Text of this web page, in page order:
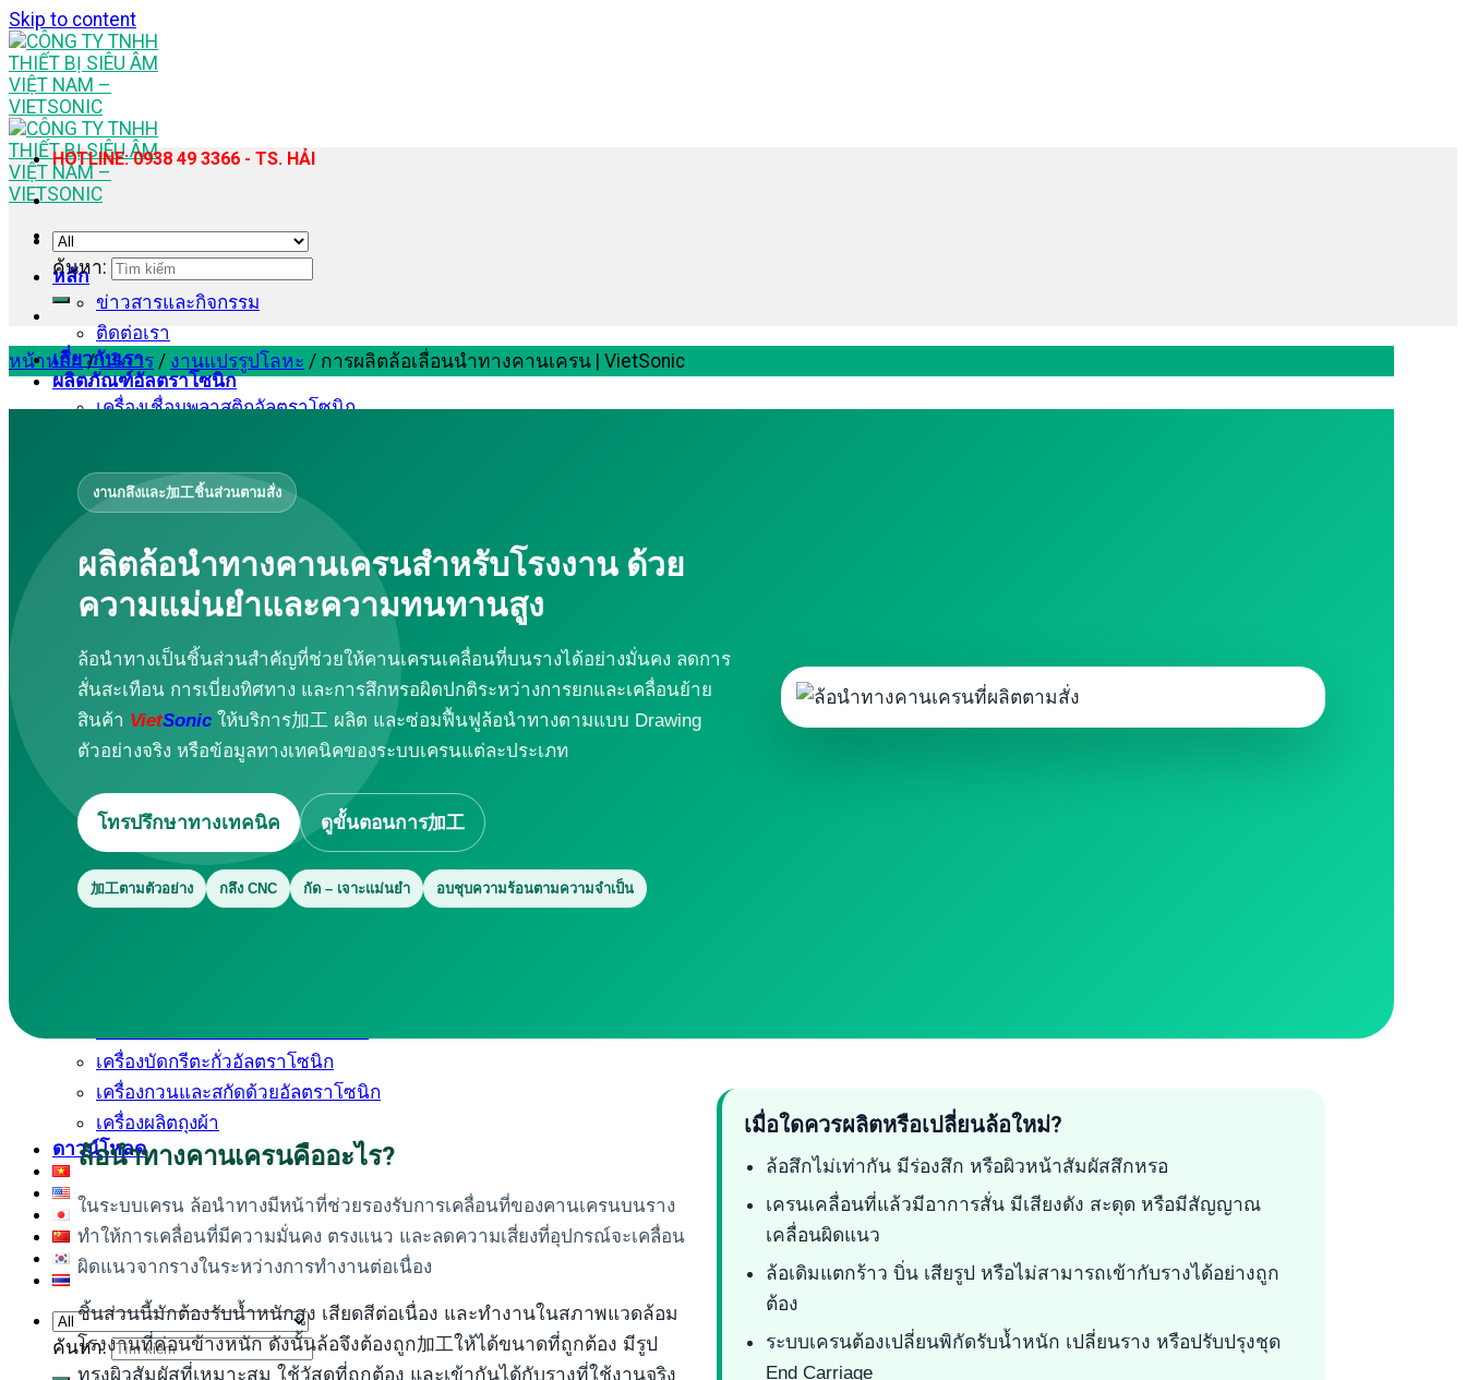
Skip to content
หลัก
ข่าวสารและกิจกรรม
ติดต่อเรา
เกี่ยวกับเรา
ผลิตภัณฑ์อัลตราโซนิก
เครื่องเชื่อมพลาสติกอัลตราโซนิก
เครื่องเย็บผ้าอัลตราโซนิก
เครื่องโฮโมจีไนเซอร์และสกัดด้วยอัลตราโซนิก
เครื่องบัดกรีอัลตราโซนิก
เครื่องล้างอัลตราโซนิก
เครื่องเชื่อมอัลตราโซนิกสำหรับโลหะ
สายการผลิตถุง
ระบบพ่นเคลือบอัลตราโซนิก
เครื่องคัดแยกแบบสั่นอัลตราโซนิก
บริการ
การฝึกอบรมสำหรับองค์กร
บริการที่ปรึกษาและออกแบบ
งานแปรรูปโลหะ
ซ่อมแซม – บำรุงรักษา
กันซึม
วิดีโอการใช้งาน
เครื่องบัดกรีตะกั่วอัลตราโซนิก
เครื่องกวนและสกัดด้วยอัลตราโซนิก
เครื่องผลิตถุงผ้า
ดาวน์โหลด
ค้นหา:
HOTLINE: 0938 49 3366 - TS. HẢI
ค้นหา:
หน้าหลัก / บริการ / งานแปรรูปโลหะ / การผลิตล้อเลื่อนนำทางคานเครน | VietSonic
งานกลึงและ加工ชิ้นส่วนตามสั่ง
ผลิตล้อนำทางคานเครนสำหรับโรงงาน ด้วย
ความแม่นยำและความทนทานสูง
ล้อนำทางเป็นชิ้นส่วนสำคัญที่ช่วยให้คานเครนเคลื่อนที่บนรางได้อย่างมั่นคง ลดการ
สั่นสะเทือน การเบี่ยงทิศทาง และการสึกหรอผิดปกติระหว่างการยกและเคลื่อนย้าย
สินค้า VietSonic ให้บริการ加工 ผลิต และซ่อมฟื้นฟูล้อนำทางตามแบบ Drawing
ตัวอย่างจริง หรือข้อมูลทางเทคนิคของระบบเครนแต่ละประเภท
โทรปรึกษาทางเทคนิค ดูขั้นตอนการ加工
加工ตามตัวอย่าง กลึง CNC กัด – เจาะแม่นยำ อบชุบความร้อนตามความจำเป็น
ล้อนำทางคานเครนคืออะไร?
ในระบบเครน ล้อนำทางมีหน้าที่ช่วยรองรับการเคลื่อนที่ของคานเครนบนราง
ทำให้การเคลื่อนที่มีความมั่นคง ตรงแนว และลดความเสี่ยงที่อุปกรณ์จะเคลื่อน
ผิดแนวจากรางในระหว่างการทำงานต่อเนื่อง
ชิ้นส่วนนี้มักต้องรับน้ำหนักสูง เสียดสีต่อเนื่อง และทำงานในสภาพแวดล้อม
โรงงานที่ค่อนข้างหนัก ดังนั้นล้อจึงต้องถูก加工ให้ได้ขนาดที่ถูกต้อง มีรูป
ทรงผิวสัมผัสที่เหมาะสม ใช้วัสดุที่ถูกต้อง และเข้ากันได้กับรางที่ใช้งานจริง
เมื่อใดควรผลิตหรือเปลี่ยนล้อใหม่?
ล้อสึกไม่เท่ากัน มีร่องสึก หรือผิวหน้าสัมผัสสึกหรอ
เครนเคลื่อนที่แล้วมีอาการสั่น มีเสียงดัง สะดุด หรือมีสัญญาณ
เคลื่อนผิดแนว
ล้อเดิมแตกร้าว บิ่น เสียรูป หรือไม่สามารถเข้ากับรางได้อย่างถูก
ต้อง
ระบบเครนต้องเปลี่ยนพิกัดรับน้ำหนัก เปลี่ยนราง หรือปรับปรุงชุด
End Carriage